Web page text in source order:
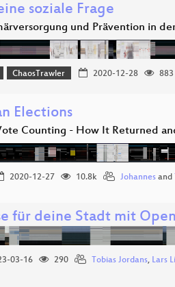
soziale Frage
und Prävention in
ChaosTrawler 2020-12-28 883
Elections
Counting - How It Returned
2020-12-27 10.8k Johannesand
für deine Stadt mit
03-16 290 Tobias Jordans, Lars